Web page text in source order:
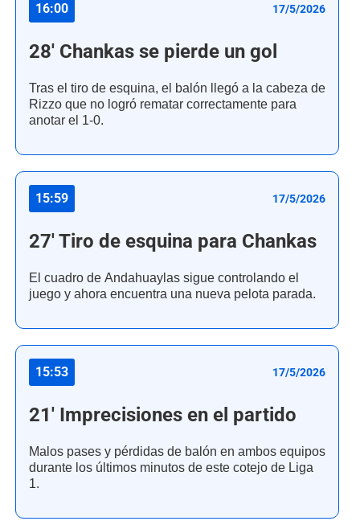
16:00 17/5/2026
28' Chankas se pierde un gol
Tras el tiro de esquina, el balón llegó a la cabeza de
Rizzo que no logró rematar correctamente para
anotar el 1-0.
15:59 17/5/2026
27' Tiro de esquina para Chankas
El cuadro de Andahuaylas sigue controlando el
juego y ahora encuentra una nueva pelota parada.
15:53 17/5/2026
21' Imprecisiones en el partido
Malos pases y pérdidas de balón en ambos equipos
durante los últimos minutos de este cotejo de Liga
1.